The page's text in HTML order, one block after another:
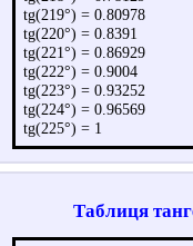
tg(219°) = 0.80978
tg(220°) = 0.8391
tg(221°) = 0.86929
tg(222°) = 0.9004
tg(223°) = 0.93252
tg(224°) = 0.96569
tg(225°) = 1
Таблиця